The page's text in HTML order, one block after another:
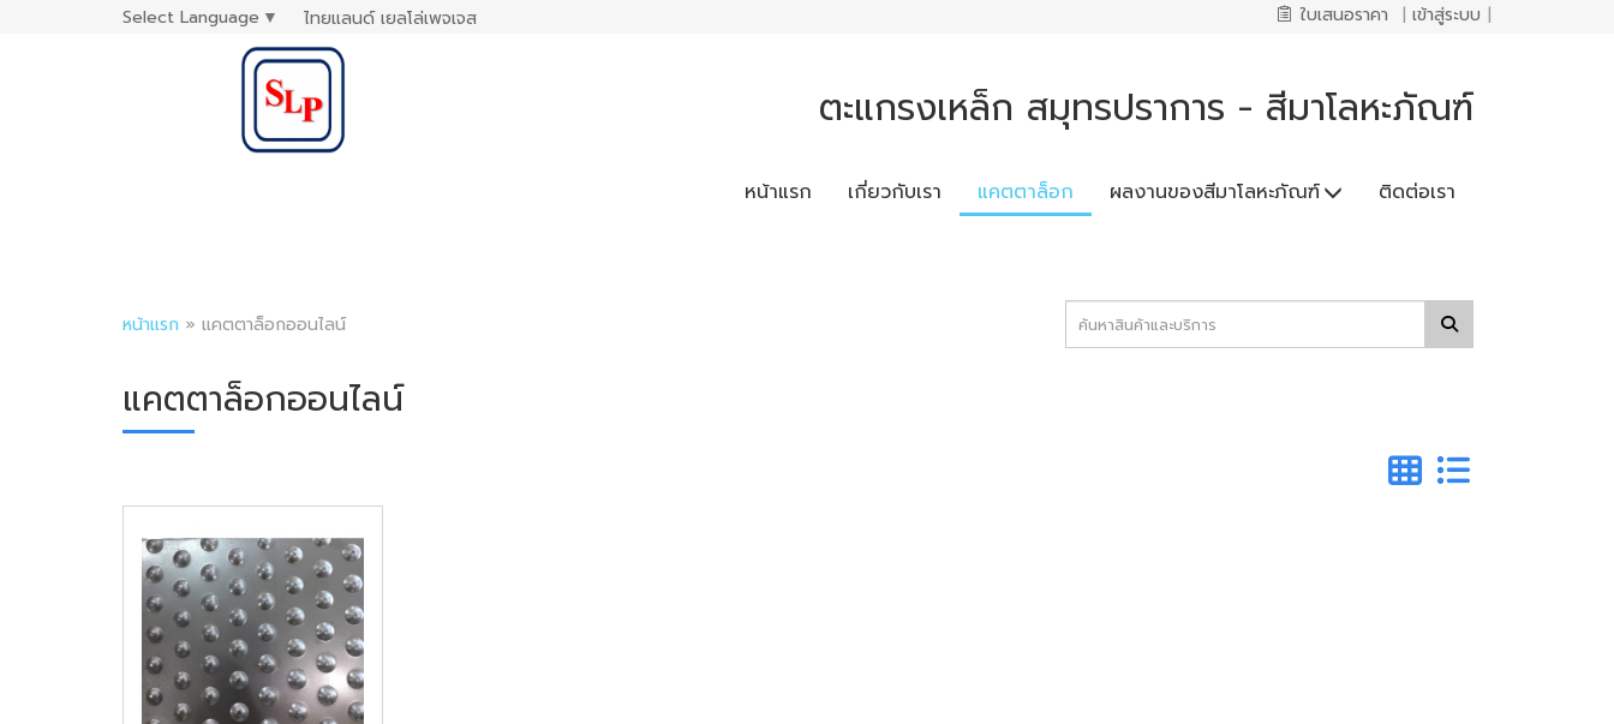
Select Language ▼ ไทยแลนด์ เยลโล่เพจเจส ใบเสนอราคา | เข้าสู่ระบบ |
ตะแกรงเหล็ก สมุทรปราการ - สีมาโลหะภัณฑ์
หน้าแรก เกี่ยวกับเรา แคตตาล็อก ผลงานของสีมาโลหะภัณฑ์ ติดต่อเรา
หน้าแรก » แคตตาล็อกออนไลน์
แคตตาล็อกออนไลน์